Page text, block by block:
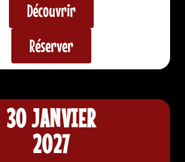
Découvrir
Réserver
30 JANVIER
2027